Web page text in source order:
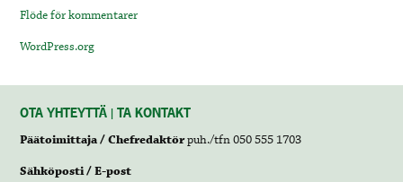
Flöde för kommentarer
WordPress.org
OTA YHTEYTTÄ | TA KONTAKT
Päätoimittaja / Chefredaktörpuh./tfn 050 555 1703
Sähköposti / E-post